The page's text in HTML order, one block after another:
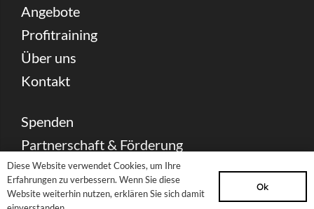
Angebote
Profitraining
Über uns
Kontakt
Spenden
Partnerschaft & Förderung
Presse Download
Archiv
Diese Website verwendet Cookies, um Ihre
Erfahrungen zu verbessern. Wenn Sie diese
Website weiterhin nutzen, erklären Sie sich damit
Ok